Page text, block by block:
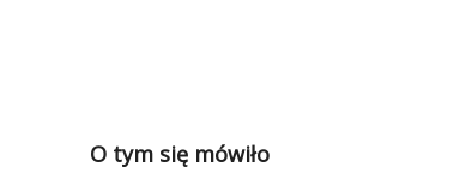
O tym się mówiło